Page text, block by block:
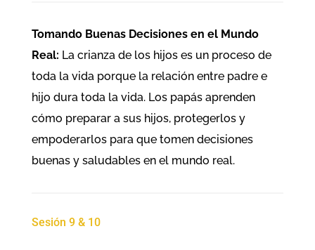
Tomando Buenas Decisiones en el Mundo
Real: La crianza de los hijos es un proceso de
toda la vida porque la relación entre padre e
hijo dura toda la vida. Los papás aprenden
cómo preparar a sus hijos, protegerlos y
empoderarlos para que tomen decisiones
buenas y saludables en el mundo real.
Sesión 9 & 10